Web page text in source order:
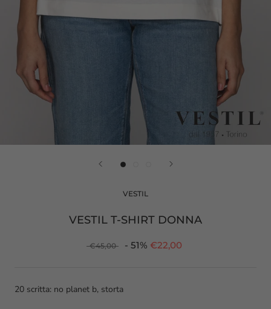
VESTIL
VESTIL T-SHIRT DONNA
€45,00 - 51% €22,00
20 scritta: no planet b, storta